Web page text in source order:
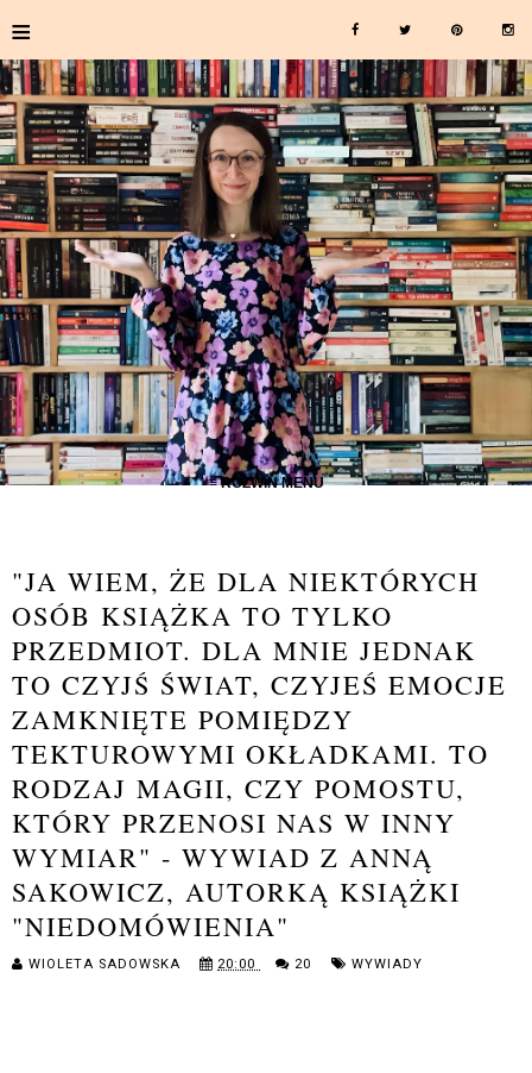
≡
≡ ROZWIŃ MENU
"JA WIEM, ŻE DLA NIEKTÓRYCH
OSÓB KSIĄŻKA TO TYLKO
PRZEDMIOT. DLA MNIE JEDNAK
TO CZYJŚ ŚWIAT, CZYJEŚ EMOCJE
ZAMKNIĘTE POMIĘDZY
TEKTUROWYMI OKŁADKAMI. TO
RODZAJ MAGII, CZY POMOSTU,
KTÓRY PRZENOSI NAS W INNY
WYMIAR" - WYWIAD Z ANNĄ
SAKOWICZ, AUTORKĄ KSIĄŻKI
"NIEDOMÓWIENIA"
WIOLETA SADOWSKA 20:00 20 WYWIADY